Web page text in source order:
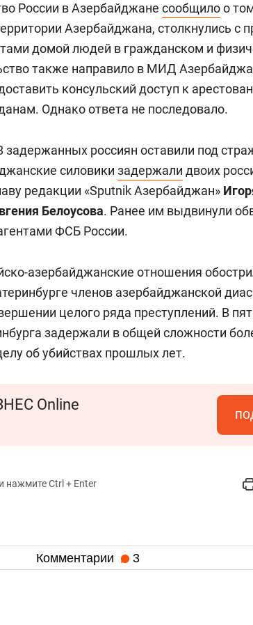
России в Азербайджане сообщилоо
Азербайджана, столкнулись с
домой людей в гражданском и
также направило в МИД
консульский доступ к
Однако ответа не последовало.
задержанных россиян оставили под
силовики задержали двоих
редакции «Sputnik Азербайджан»
Белоусова. Ранее им выдвинули
ФСБ России.
азербайджанские отношения
членов азербайджанской
целого ряда преступлений. В
задержали в общей сложности
об убийствах прошлых лет.
Online
нажмите Ctrl + Enter
Комментарии 3